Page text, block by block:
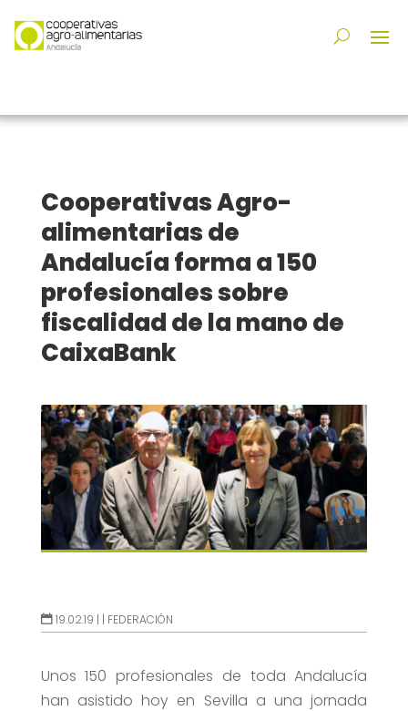
Cooperativas Agro-
alimentarias de
Andalucía forma a 150
profesionales sobre
fiscalidad de la mano de
CaixaBank
19.02.19 | | FEDERACIÓN
Unos 150 profesionales de toda Andalucía
han asistido hoy en Sevilla a una jornada